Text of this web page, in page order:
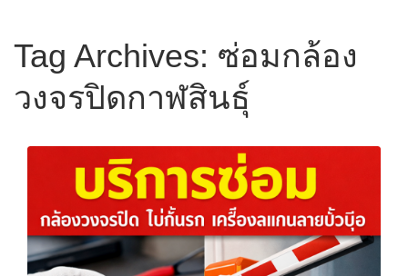
Tag Archives: ซ่อมกล้อง
วงจรปิดกาฬสินธุ์